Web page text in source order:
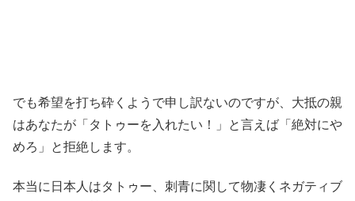
でも希望を打ち砕くようで申し訳ないのですが、大抵の親
はあなたが「タトゥーを入れたい！」と言えば「絶対にや
めろ」と拒絶します。
本当に日本人はタトゥー、刺青に関して物凄くネガティブ